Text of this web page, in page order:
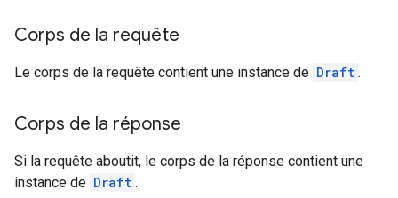
Corps de la requête
Le corps de la requête contient une instance de Draft .
Corps de la réponse
Si la requête aboutit, le corps de la réponse contient une
instance de Draft .